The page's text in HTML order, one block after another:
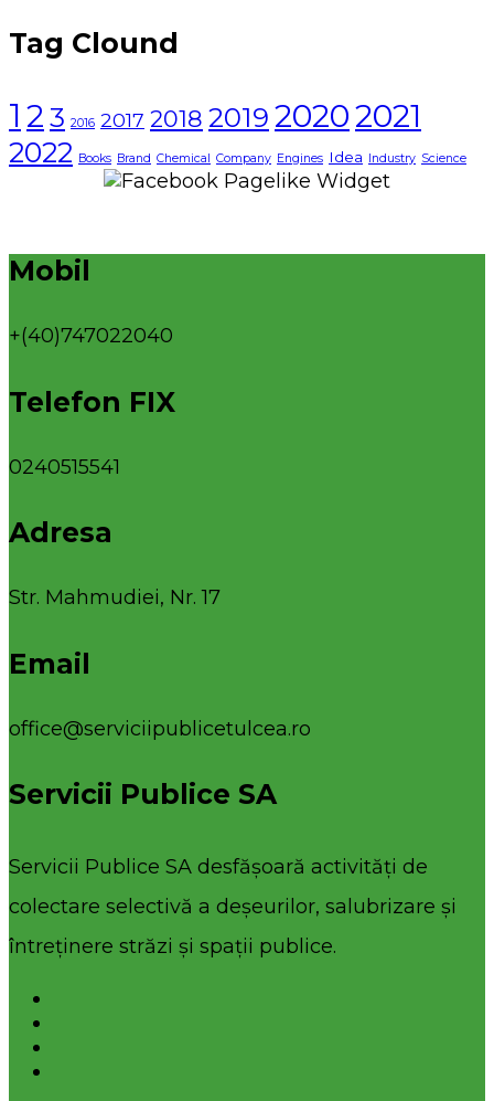
Tag Clound
1 2 3 2016 2017 2018 2019 20202021
2022 Books Brand Chemical Company Engines Idea Industry Science
Mobil
+(40)747022040
Telefon FIX
0240515541
Adresa
Str. Mahmudiei, Nr. 17
Email
office@serviciipublicetulcea.ro
Servicii Publice SA
Servicii Publice SA desfășoară activități de
colectare selectivă a deșeurilor, salubrizare și
întreținere străzi și spații publice.